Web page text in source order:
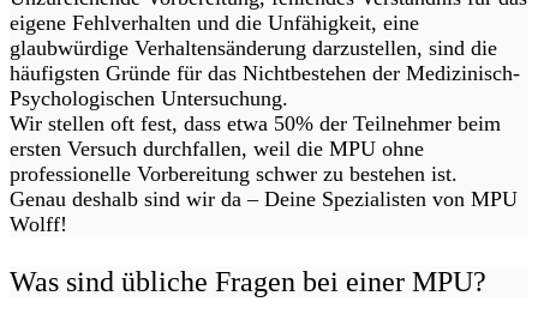
eigene Fehlverhalten und die Unfähigkeit, eine
glaubwürdige Verhaltensänderung darzustellen, sind die
häufigsten Gründe für das Nichtbestehen der Medizinisch-
Psychologischen Untersuchung.
Wir stellen oft fest, dass etwa 50% der Teilnehmer beim
ersten Versuch durchfallen, weil die MPU ohne
professionelle Vorbereitung schwer zu bestehen ist.
Genau deshalb sind wir da – Deine Spezialisten von MPU
Wolff!
Was sind übliche Fragen bei einer MPU?